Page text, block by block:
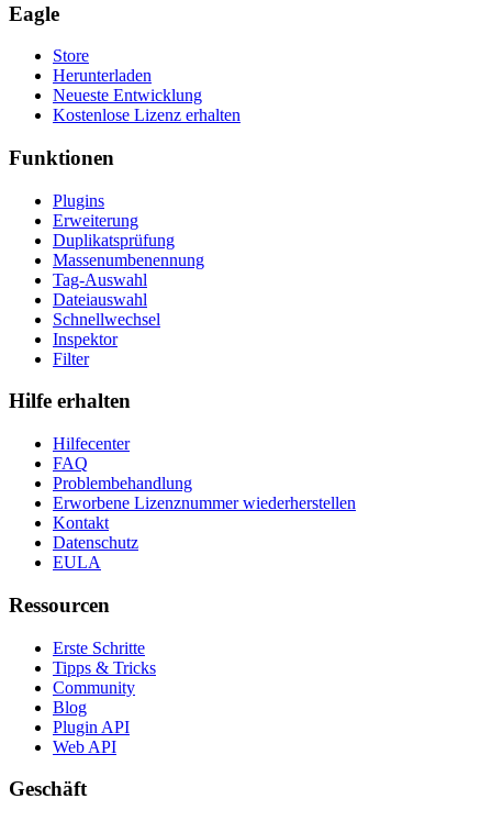
Eagle
Store
Herunterladen
Neueste Entwicklung
Kostenlose Lizenz erhalten
Funktionen
Plugins
Erweiterung
Duplikatsprüfung
Massenumbenennung
Tag-Auswahl
Dateiauswahl
Schnellwechsel
Inspektor
Filter
Hilfe erhalten
Hilfecenter
FAQ
Problembehandlung
Erworbene Lizenznummer wiederherstellen
Kontakt
Datenschutz
EULA
Ressourcen
Erste Schritte
Tipps & Tricks
Community
Blog
Plugin API
Web API
Geschäft